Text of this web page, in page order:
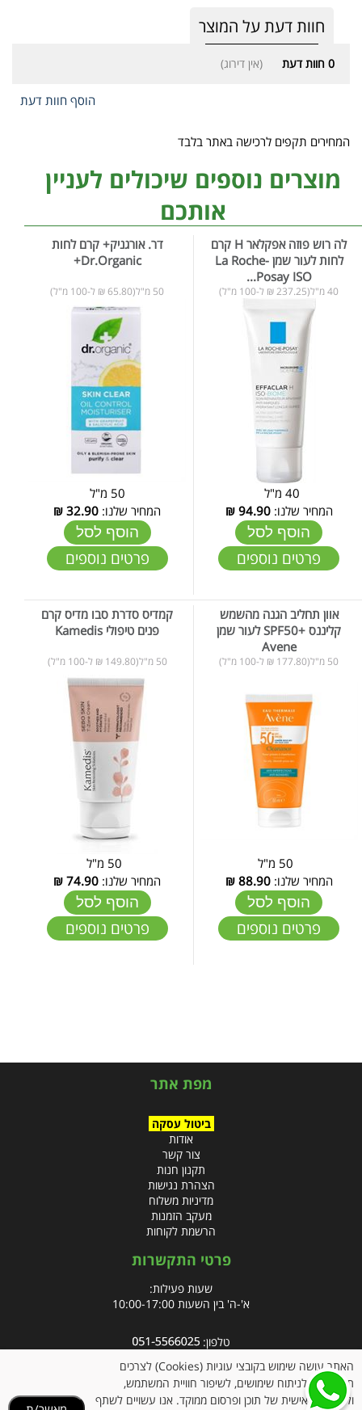
חוות דעת על המוצר
0 חוות דעת (אין דירוג)
הוסף חוות דעת
המחירים תקפים לרכישה באתר בלבד
מוצרים נוספים שיכולים לעניין
אותכם
לה רוש פוזה אפקלאר H קרם
לחות לעור שמן La Roche-
Posay ISO...
40 מ"ל(237.25 ₪ ל-100 מ"ל)
40 מ"ל
המחיר שלנו:94.90
₪
הוסף לסל
פרטים נוספים
דר. אורגניק+ קרם לחות
Dr.Organic+
50 מ"ל(65.80 ₪ ל-100 מ"ל)
50 מ"ל
המחיר שלנו: 32.90
₪
הוסף לסל
פרטים נוספים
אוון תחליב הגנה מהשמש
קליננס +SPF50 לעור שמן
Avene
50 מ"ל(177.80 ₪ ל-100 מ"ל)
המחיר שלנו:88.90
₪
הוסף לסל
פרטים נוספים
קמדיס סדרת סבו מדיס קרם
פנים טיפולי Kamedis
50 מ"ל(149.80 ₪ ל-100 מ"ל)
המחיר שלנו: 74.90
₪
הוסף לסל
פרטים נוספים
מפת אתר
ביטול עסקה
אודות
צור קשר
תקנון חנות
הצהרת נגישות
מדיניות משלוח
מעקב הזמנות
הרשמת לקוחות
פרטי התקשרות
שעות פעילות:
א'-ה' בין השעות 10:00-17:00
טלפון:
אימייל:info@clubpharm.co.il
האתר עושה שימוש בקובצי עוגיות (Cookies) לצרכים
תפעוליים, לניתוח שימושים, לשיפור חוויית המשתמש,
ולהתאמה אישית של תוכן ופרסום ממוקד. אנו עשויים לשתף